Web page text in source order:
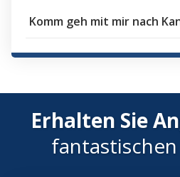
Komm geh mit mir nach
Erhalten Sie